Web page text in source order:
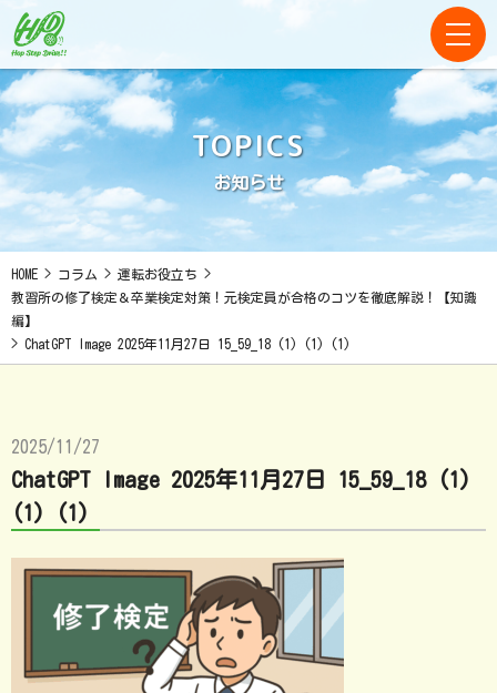
TOPICS
お知らせ
HOME > コラム > 運転お役立ち >
教習所の修了検定＆卒業検定対策！元検定員が合格のコツを徹底解説！【知識
編】
> ChatGPT Image 2025年11月27日 15_59_18 (1) (1) (1)
2025/11/27
ChatGPT Image 2025年11月27日 15_59_18 (1)
(1) (1)